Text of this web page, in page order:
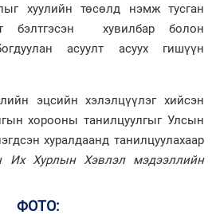
хуулийн төсөлд нэмж тусган
бэлтгэсэн хувилбар болон
асуулт асуух гишүүн
эцсийн хэлэлцүүлэг хийсэн
хорооны танилцуулгыг Улсын
хуралдаанд танилцуулахаар
Их Хурлын Хэвлэл мэдээллийн
ФОТО: